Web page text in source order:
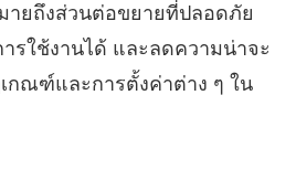
ยถึงส่วนต่อขยายที่ปลอดภัย
รใช้งานได้ และลดความน่าจะ
กณฑ์และการตั้งค่าต่าง ๆ ใน